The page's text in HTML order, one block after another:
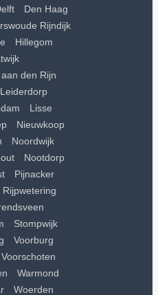
Den Haag
Rijndijk
Hillegom
den Rijn
Leiderdorp
Lisse
Nieuwkoop
Noordwijk
Nootdorp
Pijnacker
Rijpwetering
Stompwijk
Voorburg
Voorschoten
Warmond
Woerden